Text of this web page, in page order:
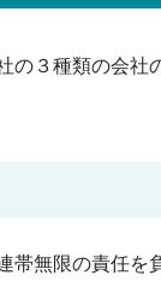
３種類の会社
帯無限の責任を